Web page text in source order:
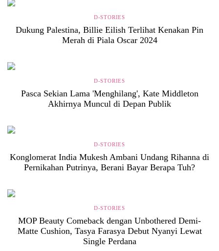
D-STORIES
Dukung Palestina, Billie Eilish Terlihat Kenakan Pin
Merah di Piala Oscar 2024
D-STORIES
Pasca Sekian Lama 'Menghilang', Kate Middleton
Akhirnya Muncul di Depan Publik
D-STORIES
Konglomerat India Mukesh Ambani Undang Rihanna di
Pernikahan Putrinya, Berani Bayar Berapa Tuh?
D-STORIES
MOP Beauty Comeback dengan Unbothered Demi-
Matte Cushion, Tasya Farasya Debut Nyanyi Lewat
Single Perdana